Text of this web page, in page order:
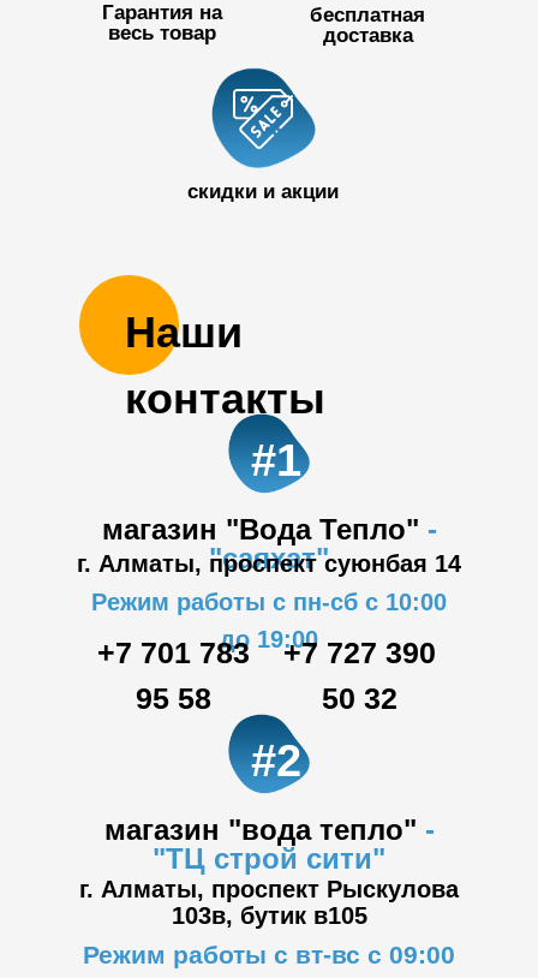
Гарантия на
весь товар
бесплатная
доставка
скидки и акции
Наши
контакты
магазин "Вода Тепло" -
"саяхат"
#1
г. Алматы, проспект суюнбая 14
магазин "вода тепло" -
"ТЦ строй сити"
г. Алматы, проспект Рыскулова
103в, бутик в105
Режим работы с пн-сб с 10:00
до 19:00
Режим работы с вт-вс с 09:00
+7 701 783
95 58
+7 727 390
50 32
#2
+7 727 390
50 32